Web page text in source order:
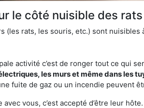
le côté nuisible des
(les rats, les souris, etc.) sont
activité c’est de ronger tout ce qui
les murs et même dans les
fuite de gaz ou un incendie peuvent
vous, c’est accepté d’être leur